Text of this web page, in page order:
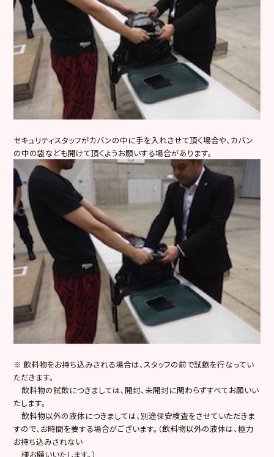
セキュリティスタッフがカバンの中に手を入れさせて頂く場合や、カバン
の中の袋なども開けて頂くようお願いする場合があります。
※ 飲料物をお持ち込みされる場合は、スタッフの前で試飲を行なってい
ただきます。
飲料物の試飲につきましては、開封、未開封に関わらずすべてお願いい
たします。
飲料物以外の液体につきましては、別途保安検査をさせていただきま
すので、お時間を要する場合がございます。（飲料物以外の液体は、極力
お持ち込みされない
様お願いいたします。）